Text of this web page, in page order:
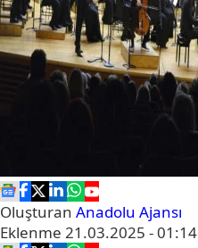
Oluşturan Anadolu Ajansı
Eklenme 21.03.2025 - 01:14